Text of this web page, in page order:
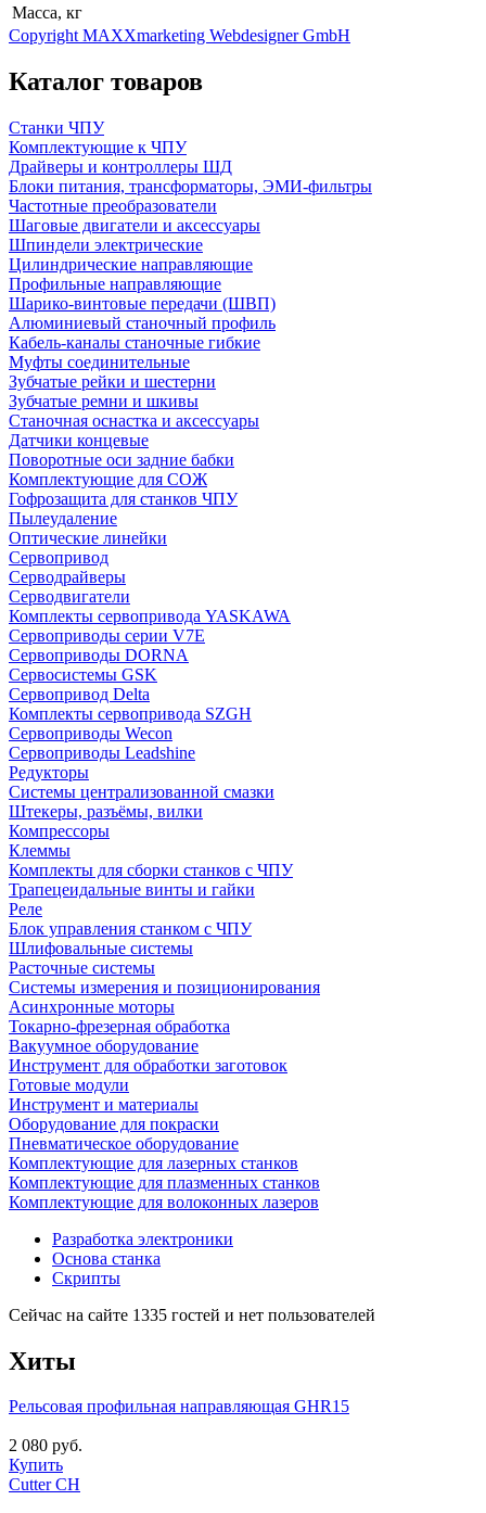
Масса, кг
Copyright MAXXmarketing Webdesigner GmbH
Каталог товаров
Станки ЧПУ
Комплектующие к ЧПУ
Драйверы и контроллеры ШД
Блоки питания, трансформаторы, ЭМИ-фильтры
Частотные преобразователи
Шаговые двигатели и аксессуары
Шпиндели электрические
Цилиндрические направляющие
Профильные направляющие
Шарико-винтовые передачи (ШВП)
Алюминиевый станочный профиль
Кабель-каналы станочные гибкие
Муфты соединительные
Зубчатые рейки и шестерни
Зубчатые ремни и шкивы
Станочная оснастка и аксессуары
Датчики концевые
Поворотные оси задние бабки
Комплектующие для СОЖ
Гофрозащита для станков ЧПУ
Пылеудаление
Оптические линейки
Сервопривод
Серводрайверы
Серводвигатели
Комплекты сервопривода YASKAWA
Сервоприводы серии V7E
Сервоприводы DORNA
Сервосистемы GSK
Сервопривод Delta
Комплекты сервопривода SZGH
Сервоприводы Wecon
Сервоприводы Leadshine
Редукторы
Системы централизованной смазки
Штекеры, разъёмы, вилки
Компрессоры
Клеммы
Комплекты для сборки станков с ЧПУ
Трапецеидальные винты и гайки
Реле
Блок управления станком с ЧПУ
Шлифовальные системы
Расточные системы
Системы измерения и позиционирования
Асинхронные моторы
Токарно-фрезерная обработка
Вакуумное оборудование
Инструмент для обработки заготовок
Готовые модули
Инструмент и материалы
Оборудование для покраски
Пневматическое оборудование
Комплектующие для лазерных станков
Комплектующие для плазменных станков
Комплектующие для волоконных лазеров
Разработка электроники
Основа станка
Скрипты
Сейчас на сайте 1335 гостей и нет пользователей
Хиты
Рельсовая профильная направляющая GHR15
2 080 руб.
Купить
Cutter CH